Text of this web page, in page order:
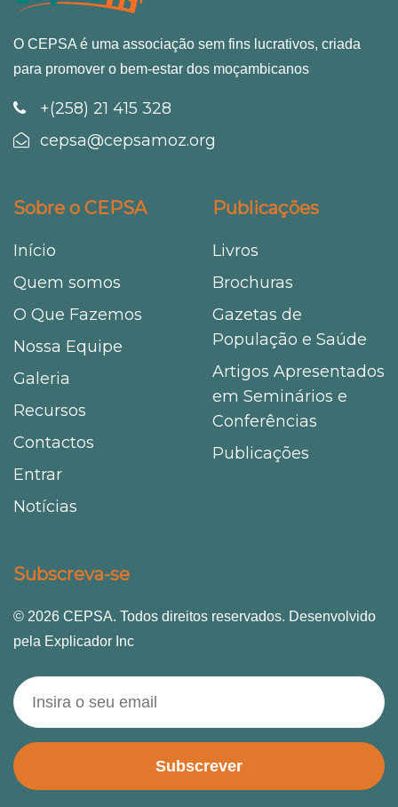
O CEPSA é uma associação sem fins lucrativos, criada
para promover o bem-estar dos moçambicanos
+(258) 21 415 328
cepsa@cepsamoz.org
Sobre o CEPSA
Início
Quem somos
O Que Fazemos
Nossa Equipe
Galeria
Recursos
Contactos
Entrar
Notícias
Publicações
Livros
Brochuras
Gazetas de
População e Saúde
Artigos Apresentados
em Seminários e
Conferências
Publicações
Subscreva-se
© 2026 CEPSA. Todos direitos reservados. Desenvolvido
pela Explicador Inc
Subscrever